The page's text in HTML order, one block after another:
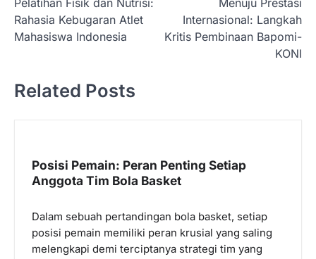
a
v
a
Pelatihan Fisik dan Nutrisi:
Rahasia Kebugaran Atlet
Mahasiswa Indonesia
Menuju Prestasi
Internasional: Langkah
Kritis Pembinaan Bapomi-
KONI
Related Posts
Posisi Pemain: Peran Penting Setiap
Anggota Tim Bola Basket
Dalam sebuah pertandingan bola basket, setiap
posisi pemain memiliki peran krusial yang saling
melengkapi demi terciptanya strategi tim yang